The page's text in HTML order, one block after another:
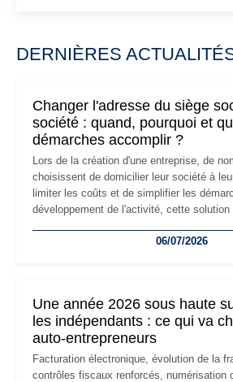
DERNIÈRES
Changer l'adresse du siège
société : quand, pourquoi et
démarches accomplir ?
Lors de la création d'une entreprise, de
choisissent de domicilier leur société à
limiter les coûts et de simplifier les
développement de l'activité, cette solution
professionnels, recrutement, image de
06/07/2026
Une année 2026 sous haute
les indépendants : ce qui va
auto-entrepreneurs
Facturation électronique, évolution de la
contrôles fiscaux renforcés, numérisation